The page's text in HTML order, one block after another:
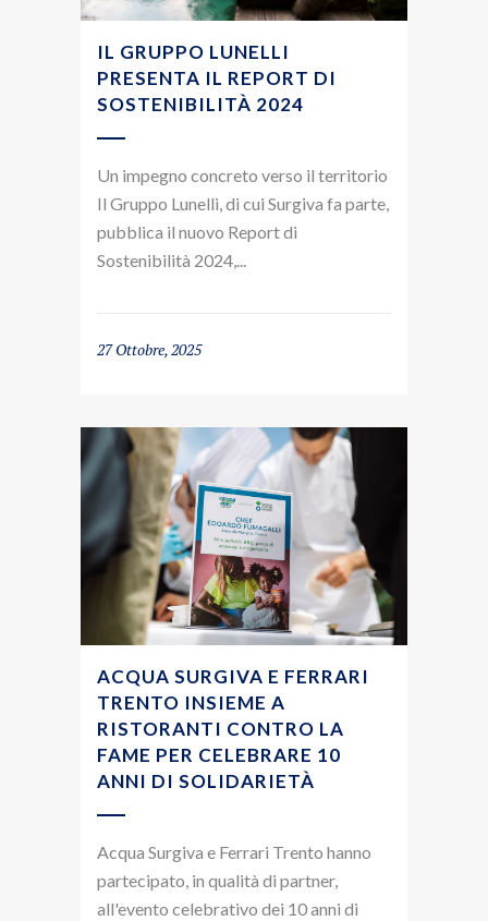
IL GRUPPO LUNELLI
PRESENTA IL REPORT DI
SOSTENIBILITÀ 2024
Un impegno concreto verso il territorio
Il Gruppo Lunelli, di cui Surgiva fa parte,
pubblica il nuovo Report di
Sostenibilità 2024,...
27 Ottobre, 2025
ACQUA SURGIVA E FERRARI
TRENTO INSIEME A
RISTORANTI CONTRO LA
FAME PER CELEBRARE 10
ANNI DI SOLIDARIETÀ
Acqua Surgiva e Ferrari Trento hanno
partecipato, in qualità di partner,
all'evento celebrativo dei 10 anni di